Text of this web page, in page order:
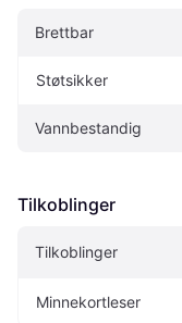
Brettbar
Støtsikker
Vannbestandig
Tilkoblinger
Tilkoblinger
Minnekortleser